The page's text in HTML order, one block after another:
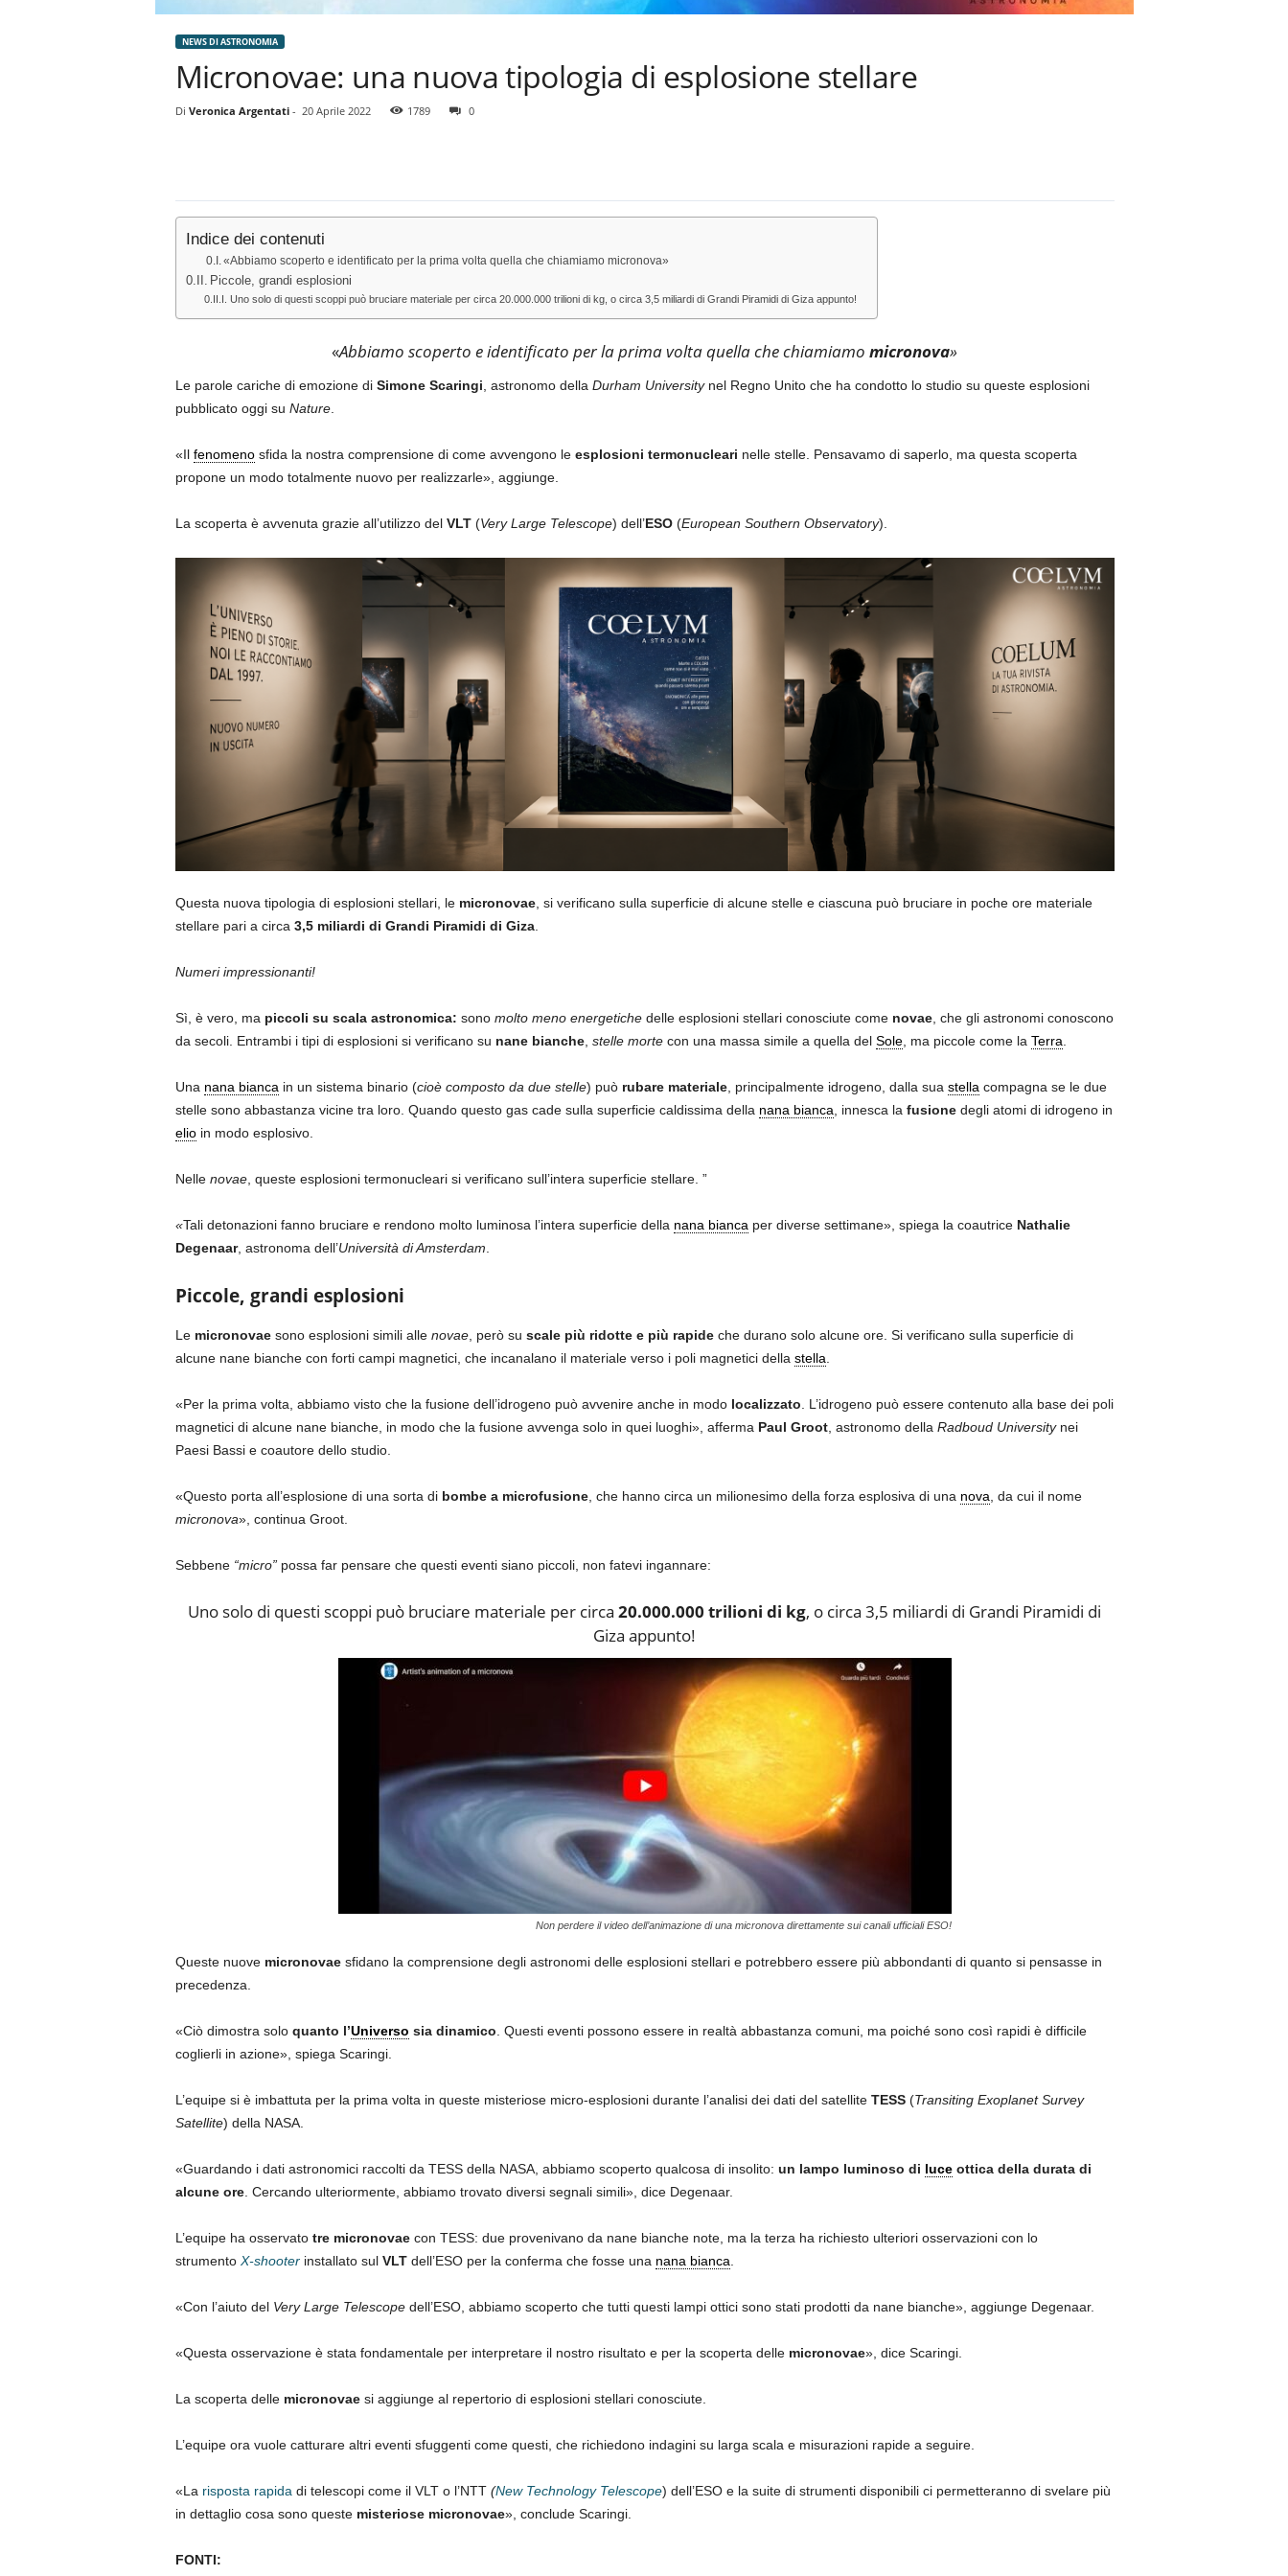
NEWS DI ASTRONOMIA
Micronovae: una nuova tipologia di esplosione stellare
Di Veronica Argentati- 20 Aprile 2022 1789 0
Indice dei contenuti
«Abbiamo scoperto e identificato per la prima volta quella che chiamiamo micronova»
Piccole, grandi esplosioni
Uno solo di questi scoppi può bruciare materiale per circa 20.000.000 trilioni di kg, o circa 3,5 miliardi di Grandi Piramidi di Giza appunto!
«Abbiamo scoperto e identificato per la prima volta quella che chiamiamo micronova»
Le parole cariche di emozione di Simone Scaringi , astronomo della Durham Universitynel Regno Unito che ha condotto lo studio su queste esplosioni
pubblicato oggi su Nature.
«Il fenomenosfida la nostra comprensione di come avvengono le esplosioni termonucleari nelle stelle. Pensavamo di saperlo, ma questa scoperta
propone un modo totalmente nuovo per realizzarle», aggiunge.
La scoperta è avvenuta grazie all’utilizzo del VLT(Very Large Telescope) dell’ESO(European Southern Observatory).
Questa nuova tipologia di esplosioni stellari, le micronovae, si verificano sulla superficie di alcune stelle e ciascuna può bruciare in poche ore materiale
stellare pari a circa 3,5 miliardi di Grandi Piramidi di Giza.
Numeri impressionanti!
Sì, è vero, ma piccoli su scala astronomica: sono molto meno energetichedelle esplosioni stellari conosciute come novae, che gli astronomi conoscono
da secoli. Entrambi i tipi di esplosioni si verificano su nane bianche, stelle mortecon una massa simile a quella del Sole, ma piccole come la Terra
Una nana bianca in un sistema binario (cioè composto da due stelle) può rubare materiale, principalmente idrogeno, dalla sua stella compagna se le due
stelle sono abbastanza vicine tra loro. Quando questo gas cade sulla superficie caldissima della nana bianca , innesca la fusionedegli atomi di idrogeno in
elioin modo esplosivo.
Nelle novae, queste esplosioni termonucleari si verificano sull’intera superficie stellare. ”
«Tali detonazioni fanno bruciare e rendono molto luminosa l’intera superficie della nana bianca per diverse settimane», spiega la coautrice Nathalie
Degenaar, astronoma dell’Università di Amsterdam
Piccole, grandi esplosioni
Le micronovaesono esplosioni simili alle novae, però su scale più ridotte e più rapideche durano solo alcune ore. Si verificano sulla superficie di
alcune nane bianche con forti campi magnetici, che incanalano il materiale verso i poli magnetici della stella
«Per la prima volta, abbiamo visto che la fusione dell’idrogeno può avvenire anche in modo localizzato . L’idrogeno può essere contenuto alla base dei poli
magnetici di alcune nane bianche, in modo che la fusione avvenga solo in quei luoghi», afferma Paul Groot, astronomo della Radboud Universitynei
Paesi Bassi e coautore dello studio.
«Questo porta all’esplosione di una sorta di bombe a microfusione, che hanno circa un milionesimo della forza esplosiva di una nova , da cui il nome
micronova», continua Groot.
Sebbene “micro”possa far pensare che questi eventi siano piccoli, non fatevi ingannare:
Uno solo di questi scoppi può bruciare materiale per circa 20.000.000 trilioni di kg, o circa 3,5 miliardi di Grandi Piramidi di
Giza appunto!
Non perdere il video dell’animazione di una micronova direttamente sui canali ufficiali ESO!
Queste nuove micronovaesfidano la comprensione degli astronomi delle esplosioni stellari e potrebbero essere più abbondanti di quanto si pensasse in
precedenza.
«Ciò dimostra solo quanto l’Universo sia dinamico . Questi eventi possono essere in realtà abbastanza comuni, ma poiché sono così rapidi è difficile
coglierli in azione», spiega Scaringi.
L’equipe si è imbattuta per la prima volta in queste misteriose micro-esplosioni durante l’analisi dei dati del satellite TESS(Transiting Exoplanet Survey
Satellite) della NASA.
«Guardando i dati astronomici raccolti da TESS della NASA, abbiamo scoperto qualcosa di insolito: un lampo luminoso di luceottica della durata di
alcune ore. Cercando ulteriormente, abbiamo trovato diversi segnali simili», dice Degenaar.
L’equipe ha osservatotre micronovaecon TESS: due provenivano da nane bianche note, ma la terza ha richiesto ulteriori osservazioni con lo
strumento X-shooter installato sul VLTdell’ESO per la conferma che fosse una nana bianca
«Con l’aiuto del Very Large Telescopedell’ESO, abbiamo scoperto che tutti questi lampi ottici sono stati prodotti da nane bianche», aggiunge Degenaar.
«Questa osservazione è stata fondamentale per interpretare il nostro risultato e per la scoperta delle micronovae», dice Scaringi.
La scoperta delle micronovaesi aggiunge al repertorio di esplosioni stellari conosciute.
L’equipe ora vuole catturare altri eventi sfuggenti come questi, che richiedono indagini su larga scala e misurazioni rapide a seguire.
«La risposta rapida di telescopi come il VLT o l’NTT (New Technology Telescope) dell’ESO e la suite di strumenti disponibili ci permetteranno di svelare più
in dettaglio cosa sono queste misteriose micronovae», conclude Scaringi.
FONTI: